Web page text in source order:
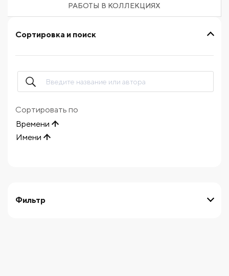
РАБОТЫ В КОЛЛЕКЦИЯХ
Фильтр
Сортировка и поиск
Сортировать по
Времени
Имени